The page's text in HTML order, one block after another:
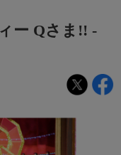
ー Qさま!! -